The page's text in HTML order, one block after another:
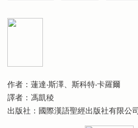
作者：蓮達‧斯澤、斯科特‧卡羅爾
譯者：馮凱稜
出版社：國際漢語聖經出版社有限公司